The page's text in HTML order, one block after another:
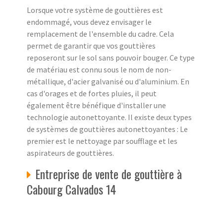
Lorsque votre système de gouttières est
endommagé, vous devez envisager le
remplacement de l'ensemble du cadre. Cela
permet de garantir que vos gouttières
reposeront sur le sol sans pouvoir bouger. Ce type
de matériau est connu sous le nom de non-
métallique, d'acier galvanisé ou d'aluminium. En
cas d'orages et de fortes pluies, il peut
également être bénéfique d'installer une
technologie autonettoyante. Il existe deux types
de systèmes de gouttières autonettoyantes : Le
premier est le nettoyage par soufflage et les
aspirateurs de gouttières.
Entreprise de vente de gouttière à
Cabourg Calvados 14